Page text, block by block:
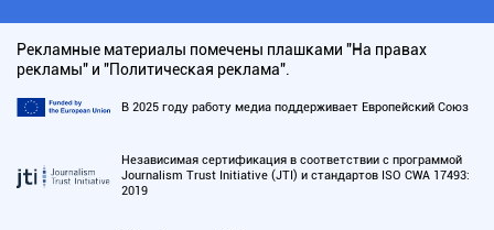
Рекламные материалы помечены плашками "На правах
рекламы" и "Политическая реклама".
В 2025 году работу медиа поддерживает Европейский Союз
Независимая сертификация в соответствии с программой
Journalism Trust Initiative (JTI) и стандартов ISO CWA 17493:
2019